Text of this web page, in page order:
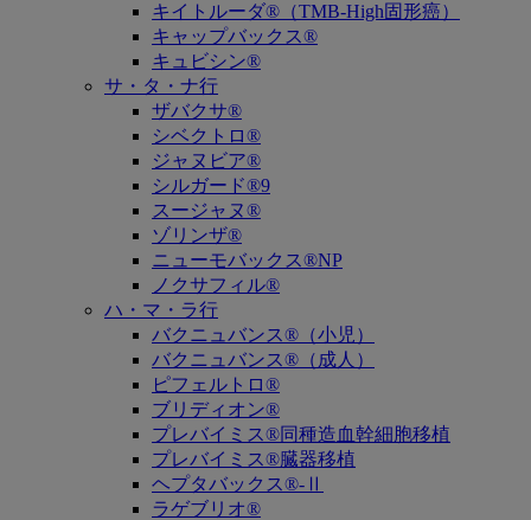
キイトルーダ®（TMB-High固形癌）
キャップバックス®
キュビシン®
サ・タ・ナ行
ザバクサ®
シベクトロ®
ジャヌビア®
シルガード®9
スージャヌ®
ゾリンザ®
ニューモバックス®NP
ノクサフィル®
ハ・マ・ラ行
バクニュバンス®（小児）
バクニュバンス®（成人）
ピフェルトロ®
ブリディオン®
プレバイミス®同種造血幹細胞移植
プレバイミス®臓器移植
ヘプタバックス®-Ⅱ
ラゲブリオ®